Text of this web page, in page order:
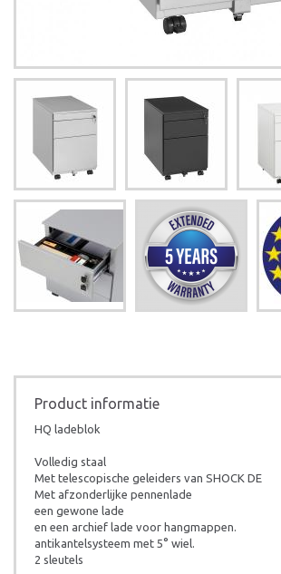
Product informatie
HQ ladeblok
Volledig staal
Met telescopische geleiders van SHOCK DE
Met afzonderlijke pennenlade
een gewone lade
en een archief lade voor hangmappen.
antikantelsysteem met 5° wiel.
2 sleutels